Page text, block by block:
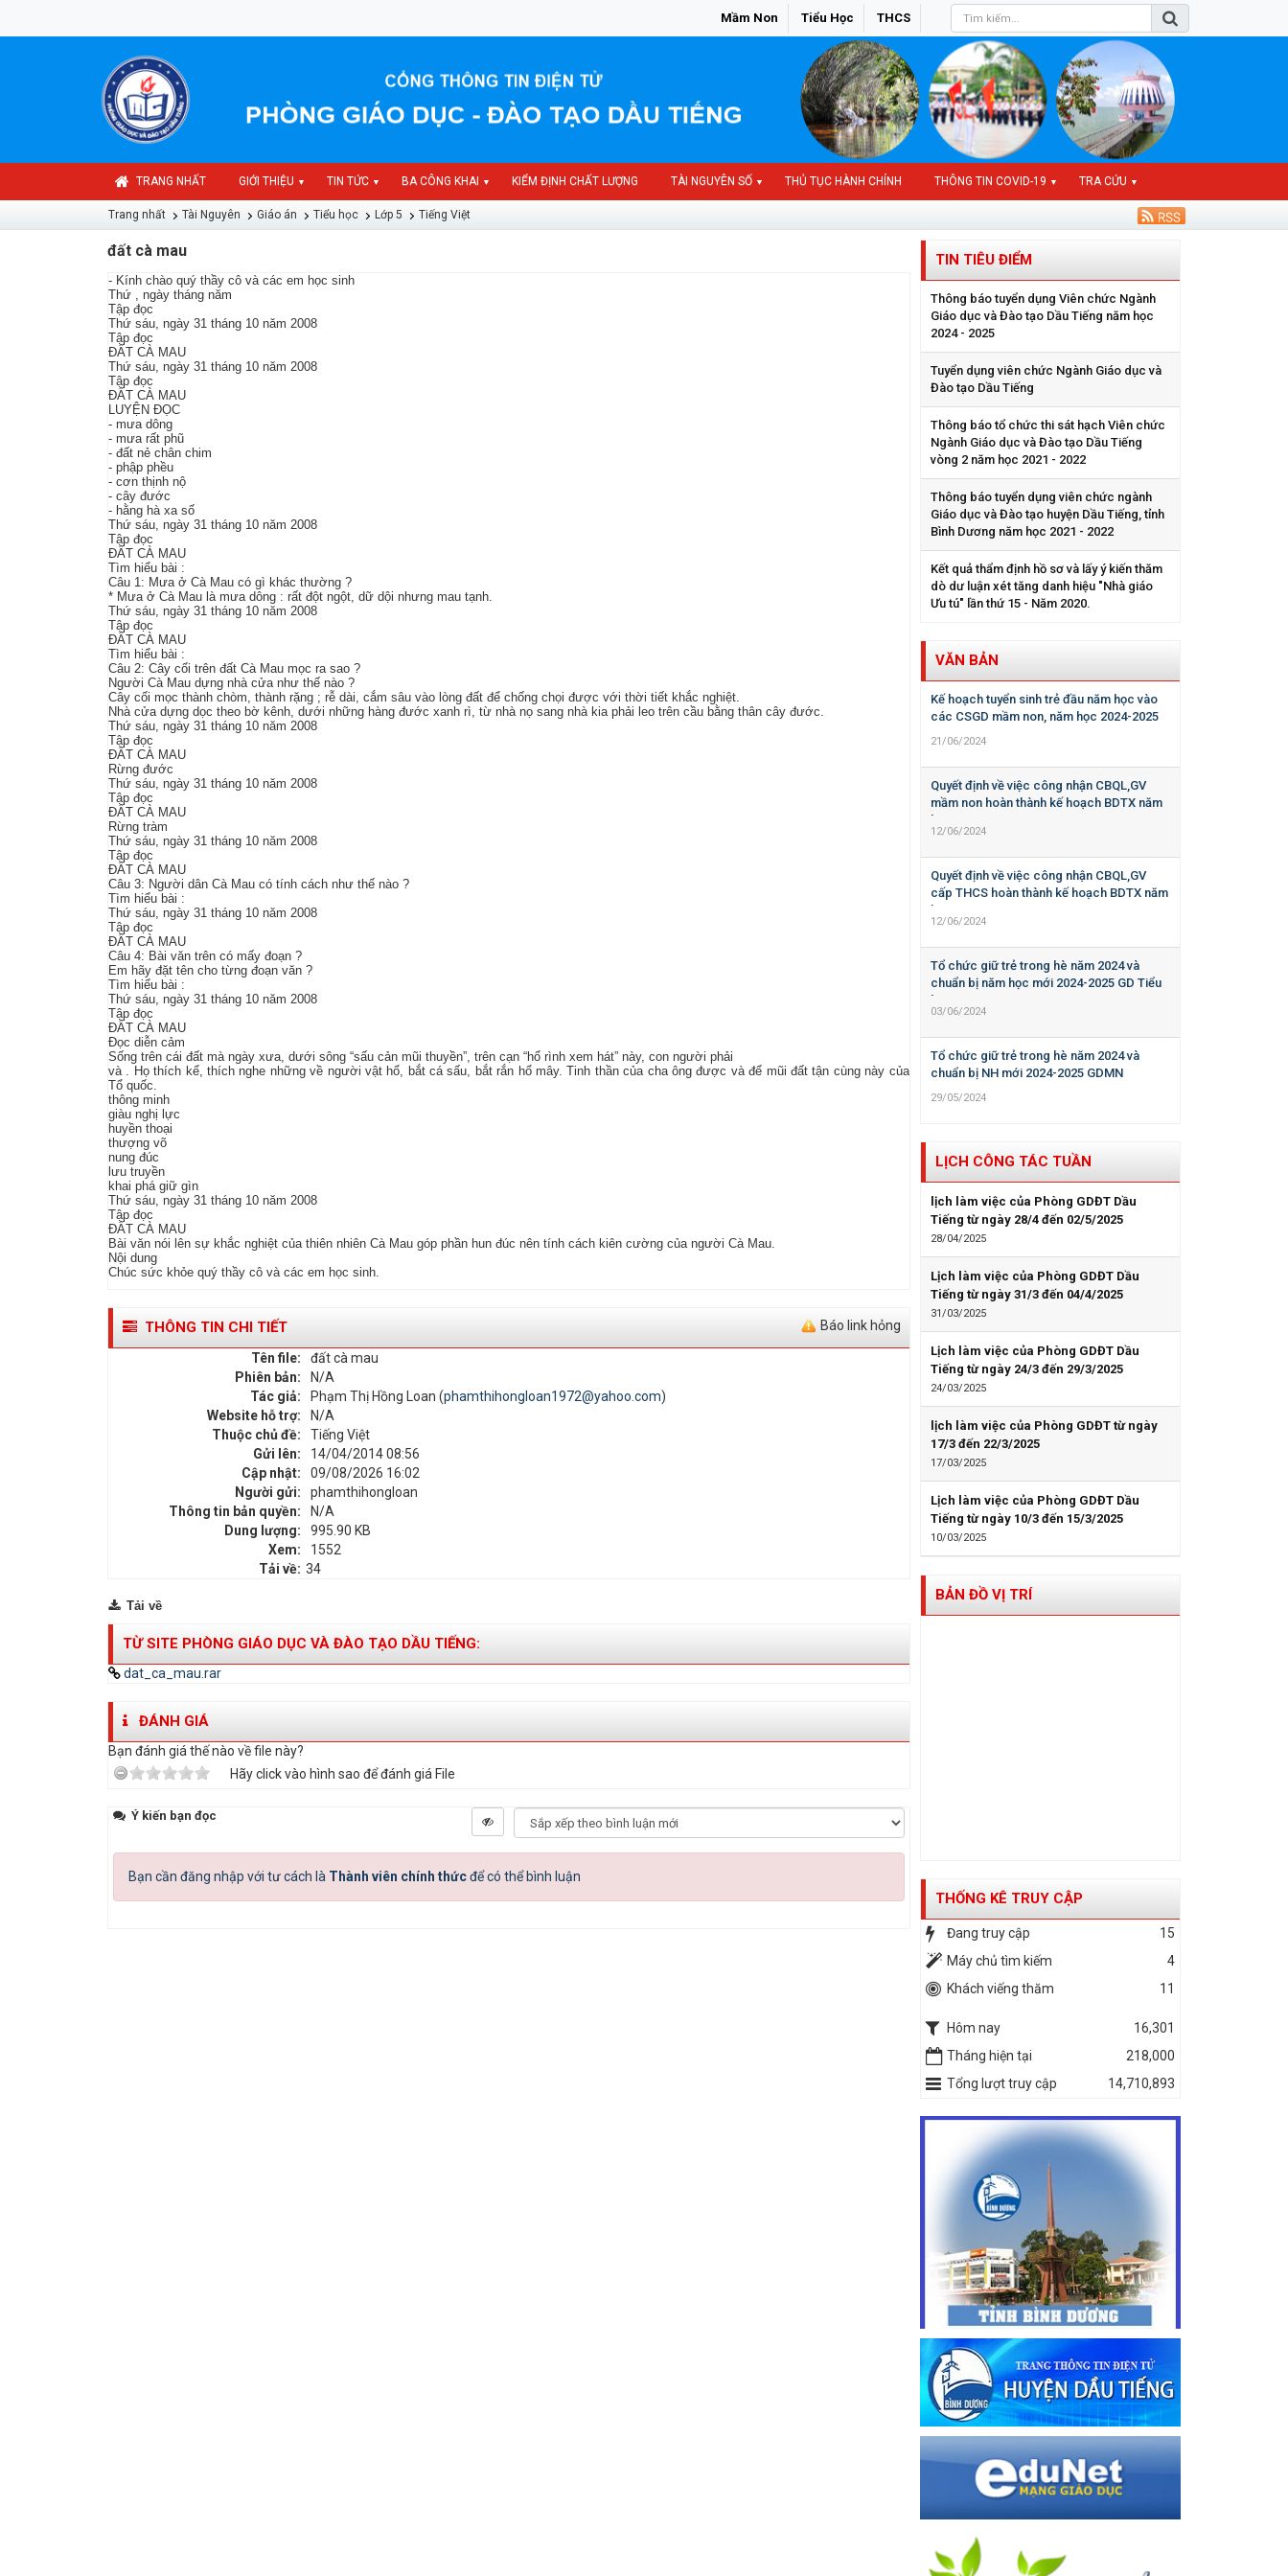
Mầm Non Tiểu Học THCS
TRANG NHẤT GIỚI THIỆU ▼ TIN TỨC ▼ BA CÔNG KHAI ▼ KIỂM ĐỊNH CHẤT LƯỢNG TÀI NGUYÊN SỐ ▼ THỦ TỤC HÀNH CHÍNH THÔNG TIN COVID-19 ▼ TRA CỨU ▼
Trang nhất Tài Nguyên Giáo án Tiểu học Lớp 5 Tiếng Việt
đất cà mau
- Kính chào quý thầy cô và các em học sinh
Thứ , ngày tháng năm
Tập đọc
Thứ sáu, ngày 31 tháng 10 năm 2008
Tập đọc
ĐẤT CÀ MAU
Thứ sáu, ngày 31 tháng 10 năm 2008
Tập đọc
ĐẤT CÀ MAU
LUYỆN ĐỌC
- mưa dông
- mưa rất phũ
- đất nẻ chân chim
- phập phều
- cơn thịnh nộ
- cây đước
- hằng hà xa số
Thứ sáu, ngày 31 tháng 10 năm 2008
Tập đọc
ĐẤT CÀ MAU
Tìm hiểu bài :
Câu 1: Mưa ở Cà Mau có gì khác thường ?
* Mưa ở Cà Mau là mưa dông : rất đột ngột, dữ dội nhưng mau tạnh.
Thứ sáu, ngày 31 tháng 10 năm 2008
Tập đọc
ĐẤT CÀ MAU
Tìm hiểu bài :
Câu 2: Cây cối trên đất Cà Mau mọc ra sao ?
Người Cà Mau dựng nhà cửa như thế nào ?
Cây cối mọc thành chòm, thành rặng ; rễ dài, cắm sâu vào lòng đất để chống chọi được với thời tiết khắc nghiệt.
Nhà cửa dựng dọc theo bờ kênh, dưới những hàng đước xanh rì, từ nhà nọ sang nhà kia phải leo trên cầu bằng thân cây đước.
Thứ sáu, ngày 31 tháng 10 năm 2008
Tập đọc
ĐẤT CÀ MAU
Rừng đước
Thứ sáu, ngày 31 tháng 10 năm 2008
Tập đọc
ĐẤT CÀ MAU
Rừng tràm
Thứ sáu, ngày 31 tháng 10 năm 2008
Tập đọc
ĐẤT CÀ MAU
Câu 3: Người dân Cà Mau có tính cách như thế nào ?
Tìm hiểu bài :
Thứ sáu, ngày 31 tháng 10 năm 2008
Tập đọc
ĐẤT CÀ MAU
Câu 4: Bài văn trên có mấy đoạn ?
Em hãy đặt tên cho từng đoạn văn ?
Tìm hiểu bài :
Thứ sáu, ngày 31 tháng 10 năm 2008
Tập đọc
ĐẤT CÀ MAU
Đọc diễn cảm
Sống trên cái đất mà ngày xưa, dưới sông “sấu cản mũi thuyền”, trên cạn “hổ rình xem hát” này, con người phải
và . Họ thích kể, thích nghe những về người vật hổ, bắt cá sấu, bắt rắn hổ mây. Tinh thần của cha ông được và để mũi đất tận cùng này của
Tổ quốc.
thông minh
giàu nghị lực
huyền thoại
thượng võ
nung đúc
lưu truyền
khai phá giữ gìn
Thứ sáu, ngày 31 tháng 10 năm 2008
Tập đọc
ĐẤT CÀ MAU
Bài văn nói lên sự khắc nghiệt của thiên nhiên Cà Mau góp phần hun đúc nên tính cách kiên cường của người Cà Mau.
Nội dung
Chúc sức khỏe quý thầy cô và các em học sinh.
Báo link hỏng
THÔNG TIN CHI TIẾT
Tên file:
đất cà mau
Phiên bản:
N/A
Tác giả:
Phạm Thị Hồng Loan (phamthihongloan1972@yahoo.com)
Website hỗ trợ:
N/A
Thuộc chủ đề:
Tiếng Việt
Gửi lên:
14/04/2014 08:56
Cập nhật:
09/08/2026 16:02
Người gửi:
phamthihongloan
Thông tin bản quyền:
N/A
Dung lượng:
995.90 KB
Xem:
1552
Tải về: 34
Tải về
TỪ SITE PHÒNG GIÁO DỤC VÀ ĐÀO TẠO DẦU TIẾNG:
dat_ca_mau.rar
ĐÁNH GIÁ
Bạn đánh giá thế nào về file này?
Hãy click vào hình sao để đánh giá File
Ý kiến bạn đọc
Bạn cần đăng nhập với tư cách là Thành viên chính thứcđể có thể bình luận
TIN TIÊU ĐIỂM
Thông báo tuyển dụng Viên chức Ngành
Giáo dục và Đào tạo Dầu Tiếng năm học
2024 - 2025
Tuyển dụng viên chức Ngành Giáo dục và
Đào tạo Dầu Tiếng
Thông báo tổ chức thi sát hạch Viên chức
Ngành Giáo dục và Đào tạo Dầu Tiếng
vòng 2 năm học 2021 - 2022
Thông báo tuyển dụng viên chức ngành
Giáo dục và Đào tạo huyện Dầu Tiếng, tỉnh
Bình Dương năm học 2021 - 2022
Kết quả thẩm định hồ sơ và lấy ý kiến thăm
dò dư luận xét tăng danh hiệu "Nhà giáo
Ưu tú" lần thứ 15 - Năm 2020.
VĂN BẢN
Kế hoạch tuyển sinh trẻ đầu năm học vào
các CSGD mầm non, năm học 2024-2025
21/06/2024
Quyết định về việc công nhận CBQL,GV
mầm non hoàn thành kế hoạch BDTX năm
học 2023-2024
12/06/2024
Quyết định về việc công nhận CBQL,GV
cấp THCS hoàn thành kế hoạch BDTX năm
học 2023-2024
12/06/2024
Tổ chức giữ trẻ trong hè năm 2024 và
chuẩn bị năm học mới 2024-2025 GD Tiểu
học
03/06/2024
Tổ chức giữ trẻ trong hè năm 2024 và
chuẩn bị NH mới 2024-2025 GDMN
29/05/2024
LỊCH CÔNG TÁC TUẦN
lịch làm việc của Phòng GDĐT Dầu
Tiếng từ ngày 28/4 đến 02/5/2025
28/04/2025
Lịch làm việc của Phòng GDĐT Dầu
Tiếng từ ngày 31/3 đến 04/4/2025
31/03/2025
Lịch làm việc của Phòng GDĐT Dầu
Tiếng từ ngày 24/3 đến 29/3/2025
24/03/2025
lịch làm việc của Phòng GDĐT từ ngày
17/3 đến 22/3/2025
17/03/2025
Lịch làm việc của Phòng GDĐT Dầu
Tiếng từ ngày 10/3 đến 15/3/2025
10/03/2025
BẢN ĐỒ VỊ TRÍ
THỐNG KÊ TRUY CẬP
Đang truy cập
15
Máy chủ tìm kiếm
4
Khách viếng thăm
11
Hôm nay
16,301
Tháng hiện tại
218,000
Tổng lượt truy cập
14,710,893